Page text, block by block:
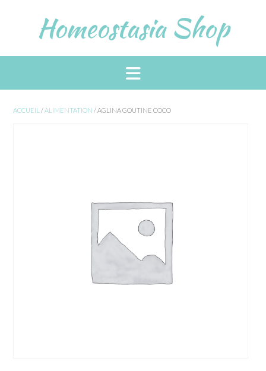
Homeostasia Shop
ACCUEIL /ALIMENTATION / AGLINA GOUTINE COCO